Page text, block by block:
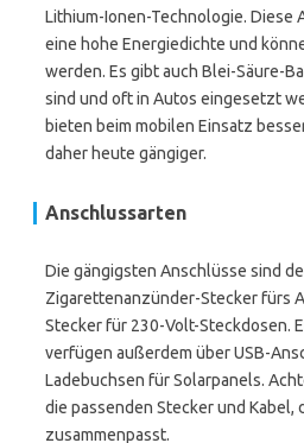
Lithium-Ionen-Technologie. Diese
eine hohe Energiedichte und
werden. Es gibt auch Blei-Säure-
sind und oft in Autos eingesetzt
bieten beim mobilen Einsatz
daher heute gängiger.
Anschlussarten
Die gängigsten Anschlüsse sind
Zigarettenanzünder-Stecker fürs
Stecker für 230-Volt-Steckdosen.
verfügen außerdem über USB-
Ladebuchsen für Solarpanels.
die passenden Stecker und Kabel,
zusammenpasst.